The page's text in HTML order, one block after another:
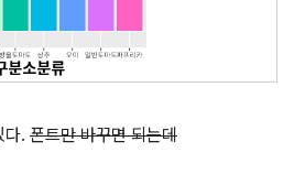
다. 폰트만 바꾸면 되는데